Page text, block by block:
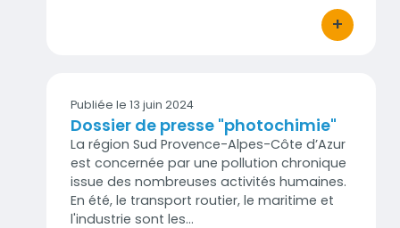
+
bouton
Publiée le 13 juin 2024
Dossier de presse "photochimie"
La région Sud Provence-Alpes-Côte d’Azur
est concernée par une pollution chronique
issue des nombreuses activités humaines.
En été, le transport routier, le maritime et
l'industrie sont les…